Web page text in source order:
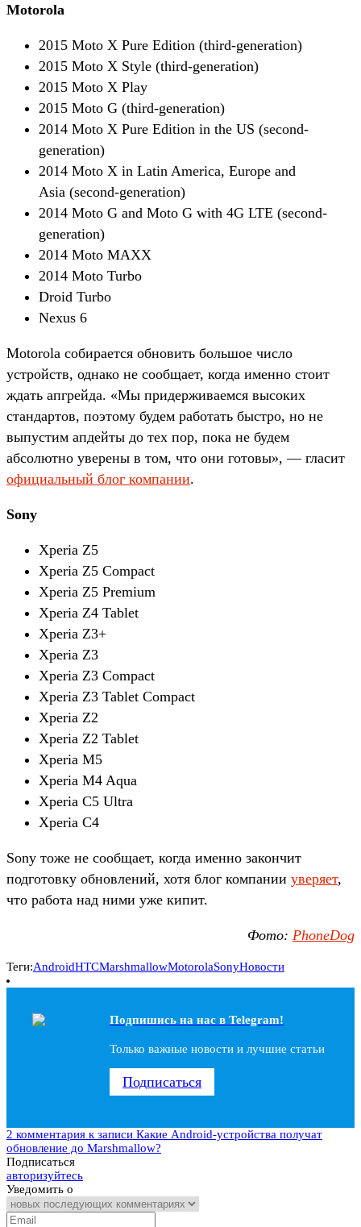
Motorola
2015 Moto X Pure Edition (third-generation)
2015 Moto X Style (third-generation)
2015 Moto X Play
2015 Moto G (third-generation)
2014 Moto X Pure Edition in the US (second-
generation)
2014 Moto X in Latin America, Europe and
Asia (second-generation)
2014 Moto G and Moto G with 4G LTE (second-
generation)
2014 Moto MAXX
2014 Moto Turbo
Droid Turbo
Nexus 6
Motorola собирается обновить большое число
устройств, однако не сообщает, когда именно стоит
ждать апгрейда. «Мы придерживаемся высоких
стандартов, поэтому будем работать быстро, но не
выпустим апдейты до тех пор, пока не будем
абсолютно уверены в том, что они готовы», — гласит
официальный блог компании.
Sony
Xperia Z5
Xperia Z5 Compact
Xperia Z5 Premium
Xperia Z4 Tablet
Xperia Z3+
Xperia Z3
Xperia Z3 Compact
Xperia Z3 Tablet Compact
Xperia Z2
Xperia Z2 Tablet
Xperia M5
Xperia M4 Aqua
Xperia C5 Ultra
Xperia C4
Sony тоже не сообщает, когда именно закончит
подготовку обновлений, хотя блог компании уверяет,
что работа над ними уже кипит.
Фото: PhoneDog
Теги:AndroidHTCMarshmallowMotorolaSonyНовости
Подпишись на наc в Telegram!
Только важные новости и лучшие статьи
Подписаться
2 комментария к записи Какие Android-устройства получат
обновление до Marshmallow?
Подписаться
авторизуйтесь
Уведомить о